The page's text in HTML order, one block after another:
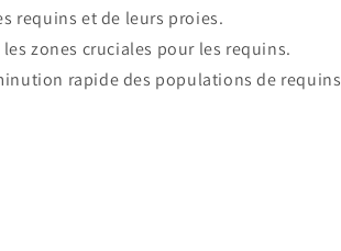
requins et de leurs proies.
zones cruciales pour les requins.
rapide des populations de requins